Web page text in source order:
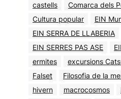
castells
Comarca dels
Cultura popular
EIN
EIN SERRA DE LLABERIA
EIN SERRES PAS ASE
ermites
excursions
Falset
Filosofia de la
hivern
macrocosmos